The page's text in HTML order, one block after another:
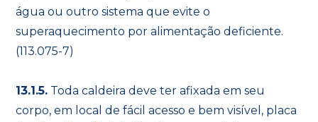
água ou outro sistema que evite o
superaquecimento por alimentação deficiente.
(113.075-7)
13.1.5. Toda caldeira deve ter afixada em seu
corpo, em local de fácil acesso e bem visível, placa